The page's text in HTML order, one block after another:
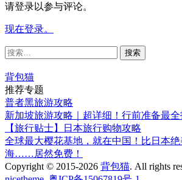
请登录以参与评论。
现在登录。
搜
背包猫
推荐专题
普者黑旅游攻略
新加坡旅游攻略｜超详细！行前准备最
【旅行贴士】日本旅行购物攻略
全球最大樱花基地，就在中国！比日本
海……居然免费！
Copyright © 2015-2026 背包猫. All rights